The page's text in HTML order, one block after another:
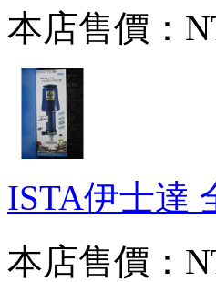
本店售價：
ISTA伊士達
本店售價：